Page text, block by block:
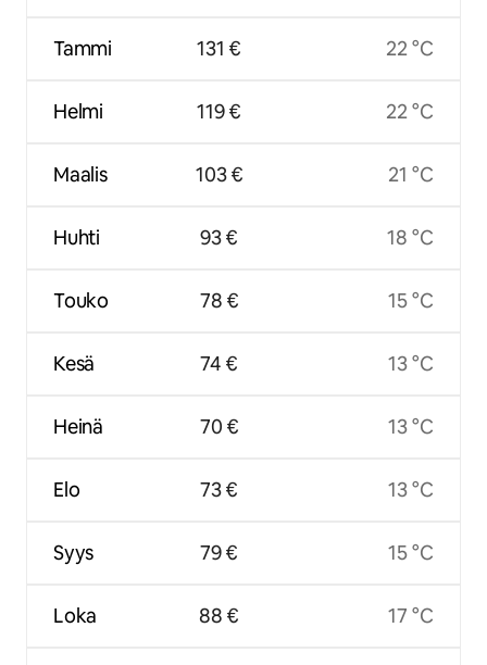
Tammi
Helmi
Maalis
Huhti
Touko
Kesä
Heinä
Elo
Syys
Loka
131 €
119 €
103 €
93 €
78 €
74 €
70 €
73 €
79 €
88 €
22 °C
22 °C
21 °C
18 °C
15 °C
13 °C
13 °C
13 °C
15 °C
17 °C